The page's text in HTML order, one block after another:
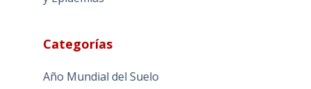
Categorías
Año Mundial del Suelo